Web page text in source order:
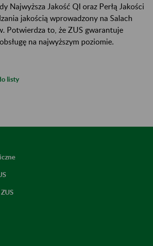
Najwyższa Jakość QI oraz Perłą Jakości
jakością wprowadzony na Salach
Potwierdza to, że ZUS gwarantuje
na najwyższym poziomie.
listy